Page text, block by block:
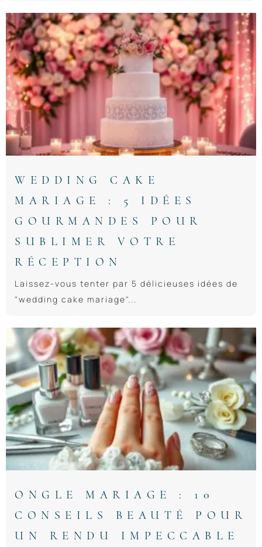
WEDDING CAKE
MARIAGE : 5 IDÉES
GOURMANDES POUR
SUBLIMER VOTRE
RÉCEPTION
Laissez-vous tenter par 5 délicieuses idées de
"wedding cake mariage"...
ONGLE MARIAGE : 10
CONSEILS BEAUTÉ POUR
UN RENDU IMPECCABLE